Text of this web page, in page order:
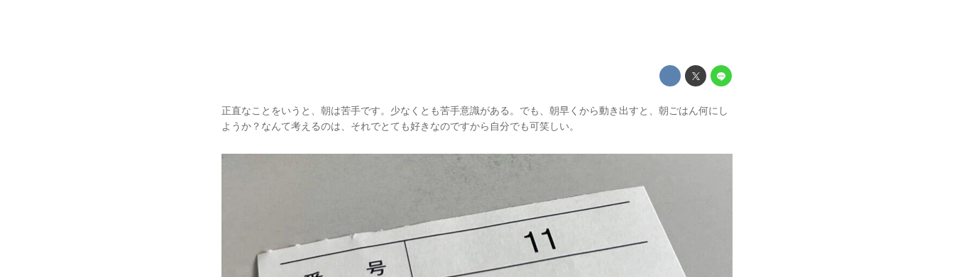
正直なことをいうと、朝は苦手です。少なくとも苦手意識がある。でも、朝早くから動き出すと、朝ごはん何にし
ようか？なんて考えるのは、それでとても好きなのですから自分でも可笑しい。